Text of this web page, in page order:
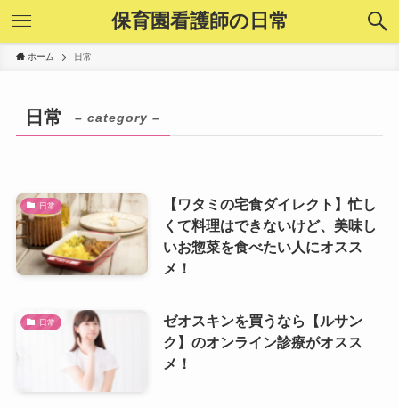
保育園看護師の日常
ホーム 日常
日常 – category –
日常
【ワタミの宅食ダイレクト】忙し
くて料理はできないけど、美味し
いお惣菜を食べたい人にオスス
メ！
日常
ゼオスキンを買うなら【ルサン
ク】のオンライン診療がオスス
メ！